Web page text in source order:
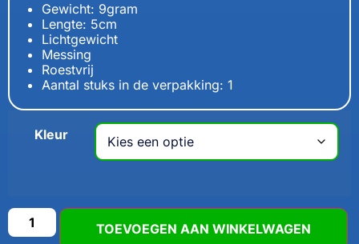
Gewicht: 9gram
Lengte: 5cm
Lichtgewicht
Messing
Roestvrij
Aantal stuks in de verpakking: 1
Kleur
TOEVOEGEN AAN WINKELWAGEN